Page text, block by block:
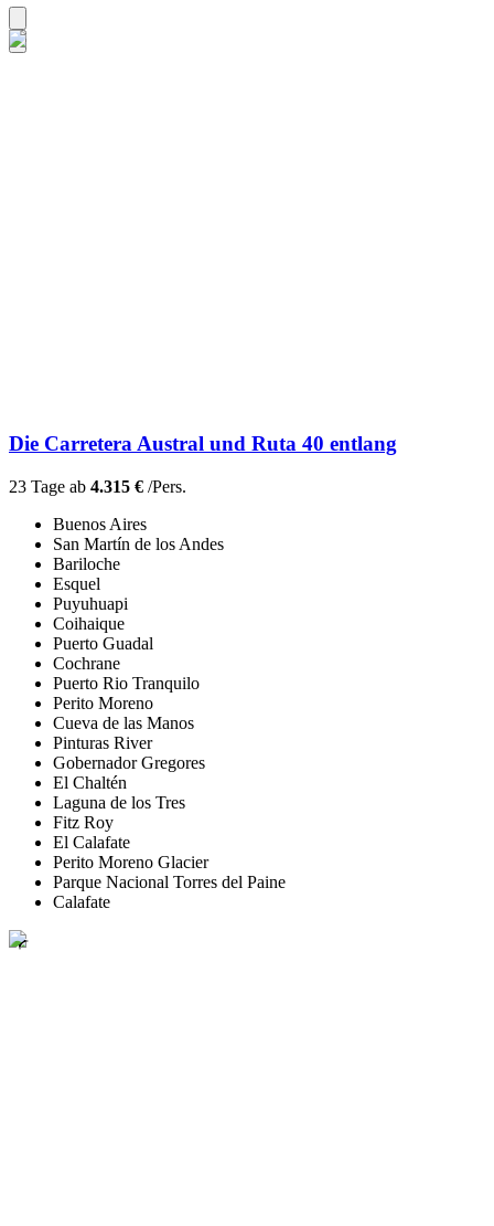
Die Carretera Austral und Ruta 40 entlang
23 Tage ab 4.315 € /Pers.
Buenos Aires
San Martín de los Andes
Bariloche
Esquel
Puyuhuapi
Coihaique
Puerto Guadal
Cochrane
Puerto Rio Tranquilo
Perito Moreno
Cueva de las Manos
Pinturas River
Gobernador Gregores
El Chaltén
Laguna de los Tres
Fitz Roy
El Calafate
Perito Moreno Glacier
Parque Nacional Torres del Paine
Calafate